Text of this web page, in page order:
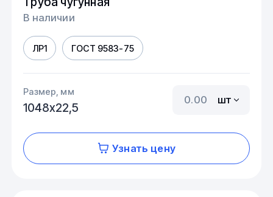
В наличии
ЛР1 ГОСТ 9583-75
Размер, мм
1048х22,5
шт
Узнать цену